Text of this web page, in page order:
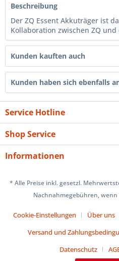
Beschreibung
Der ZQ Essent Akkuträger ist
Kollaboration zwischen ZQ
Kunden kauften auch
Kunden haben sich ebenfalls
Service Hotline
Shop Service
Informationen
* Alle Preise inkl. gesetzl.
Nachnahmegebühren,
Cookie-Einstellungen Über uns
Versand und
Datenschutz